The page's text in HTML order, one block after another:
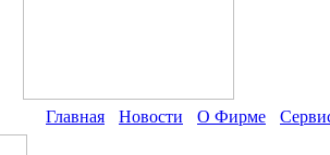
Главная Новости О Фирме